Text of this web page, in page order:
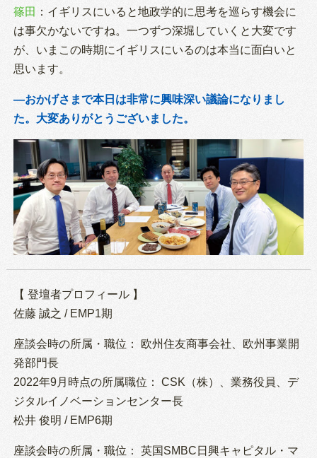
篠田 ：イギリスにいると地政学的に思考を巡らす機会に
は事欠かないですね。一つずつ深堀していくと大変です
が、いまこの時期にイギリスにいるのは本当に面白いと
思います。
―おかげさまで本日は非常に興味深い議論になりまし
た。大変ありがとうございました。
【 登壇者プロフィール 】
佐藤 誠之 / EMP1期
座談会時の所属・職位： 欧州住友商事会社、欧州事業開
発部門長
2022年9月時点の所属職位： CSK（株）、業務役員、デ
ジタルイノベーションセンター長
松井 俊明 / EMP6期
座談会時の所属・職位： 英国SMBC日興キャピタル・マ